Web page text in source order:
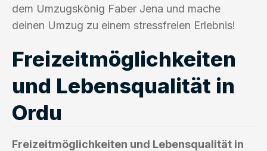
dem Umzugskönig Faber Jena und mache
deinen Umzug zu einem stressfreien Erlebnis!
Freizeitmöglichkeiten
und Lebensqualität in
Ordu
Freizeitmöglichkeiten und Lebensqualität in